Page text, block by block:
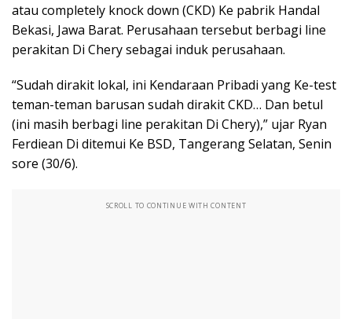
atau completely knock down (CKD) Ke pabrik Handal
Bekasi, Jawa Barat. Perusahaan tersebut berbagi line
perakitan Di Chery sebagai induk perusahaan.
“Sudah dirakit lokal, ini Kendaraan Pribadi yang Ke-test
teman-teman barusan sudah dirakit CKD… Dan betul
(ini masih berbagi line perakitan Di Chery),” ujar Ryan
Ferdiean Di ditemui Ke BSD, Tangerang Selatan, Senin
sore (30/6).
SCROLL TO CONTINUE WITH CONTENT